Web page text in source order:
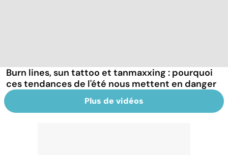
Burn lines, sun tattoo et tanmaxxing : pourquoi
ces tendances de l'été nous mettent en danger
Plus de vidéos